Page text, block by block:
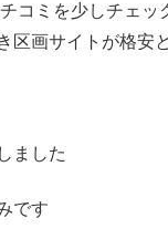
コミを少しチェッ
区画サイトが格安
ました
です